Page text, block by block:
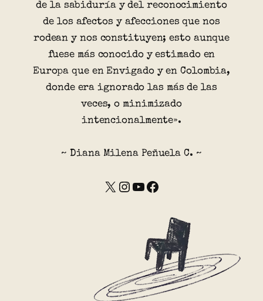
de la sabiduría y del reconocimiento
de los afectos y afecciones que nos
rodean y nos constituyen; esto aunque
fuese más conocido y estimado en
Europa que en Envigado y en Colombia,
donde era ignorado las más de las
veces, o minimizado
intencionalmente».
~ Diana Milena Peñuela C. ~
X Instagram YouTube Facebook